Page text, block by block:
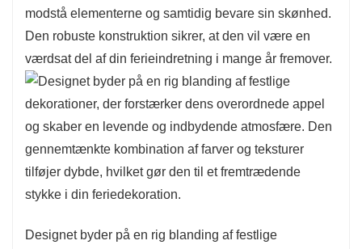
modstå elementerne og samtidig bevare sin skønhed.
Den robuste konstruktion sikrer, at den vil være en
værdsat del af din ferieindretning i mange år fremover.
Designet byder på en rig blanding af festlige